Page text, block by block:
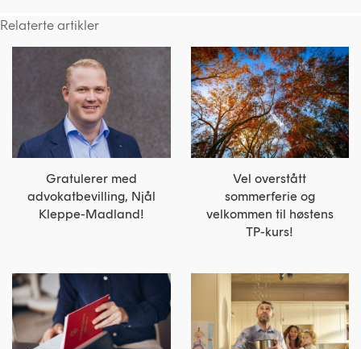
Relaterte artikler
Gratulerer med
advokatbevilling, Njål
Kleppe-Madland!
Vel overstått
sommerferie og
velkommen til høstens
TP-kurs!